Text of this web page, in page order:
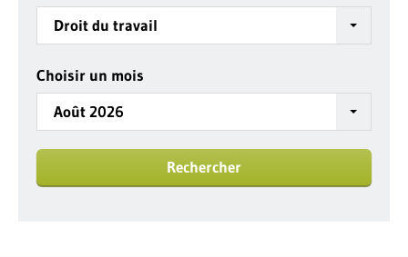
Droit du travail
Choisir un mois
Août 2026